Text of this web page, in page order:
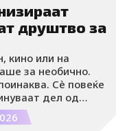
друштво за
кино или на
за необично.
Сè повеќе
дел од
со кого, туку
сопственото